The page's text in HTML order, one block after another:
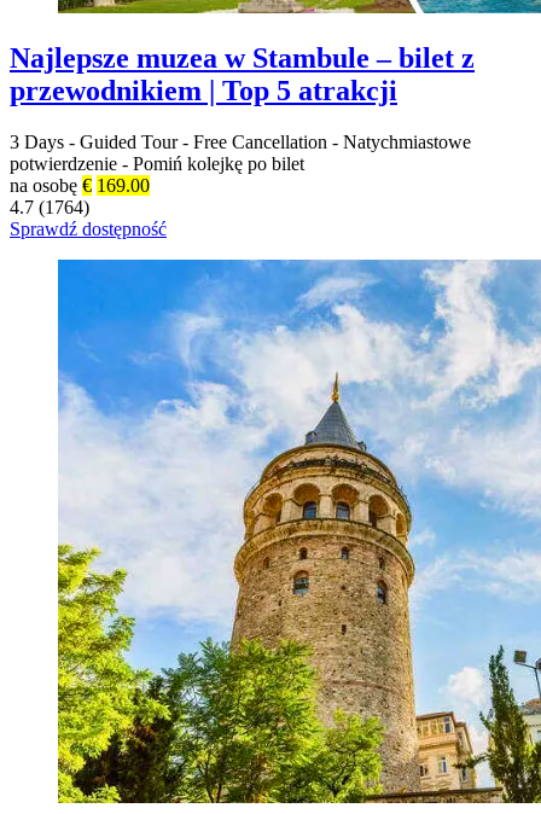
Najlepsze muzea w Stambule – bilet z
przewodnikiem | Top 5 atrakcji
3 Days - Guided Tour - Free Cancellation - Natychmiastowe
potwierdzenie - Pomiń kolejkę po bilet
na osobę € 169.00
4.7 (1764)
Sprawdź dostępność